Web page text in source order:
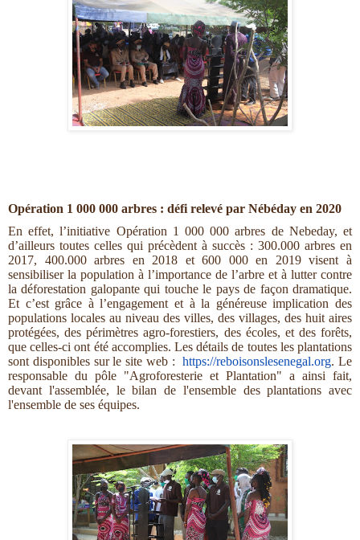
Opération 1 000 000 arbres : défi relevé par Nébéday en 2020
En effet, l’initiative Opération 1 000 000 arbres de Nebeday, et
d’ailleurs toutes celles qui précèdent à succès : 300.000 arbres en
2017, 400.000 arbres en 2018 et 600 000 en 2019 visent à
sensibiliser la population à l’importance de l’arbre et à lutter contre
la déforestation galopante qui touche le pays de façon dramatique.
Et c’est grâce à l’engagement et à la généreuse implication des
populations locales au niveau des villes, des villages, des huit aires
protégées, des périmètres agro-forestiers, des écoles, et des forêts,
que celles-ci ont été accomplies. Les détails de toutes les plantations
sont disponibles sur le site web :
https://reboisonslesenegal.org. Le
responsable du pôle "Agroforesterie et Plantation" a ainsi fait,
devant l'assemblée, le bilan de l'ensemble des plantations avec
l'ensemble de ses équipes.